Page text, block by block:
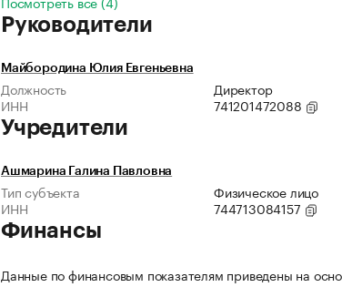
Руководители
Майбородина Юлия Евгеньевна
Должность
Директор
ИНН
741201472088
Учредители
Ашмарина Галина Павловна
Тип субъекта
Физическое лицо
ИНН
744713084157
Финансы
Данные по финансовым показателям приведены на